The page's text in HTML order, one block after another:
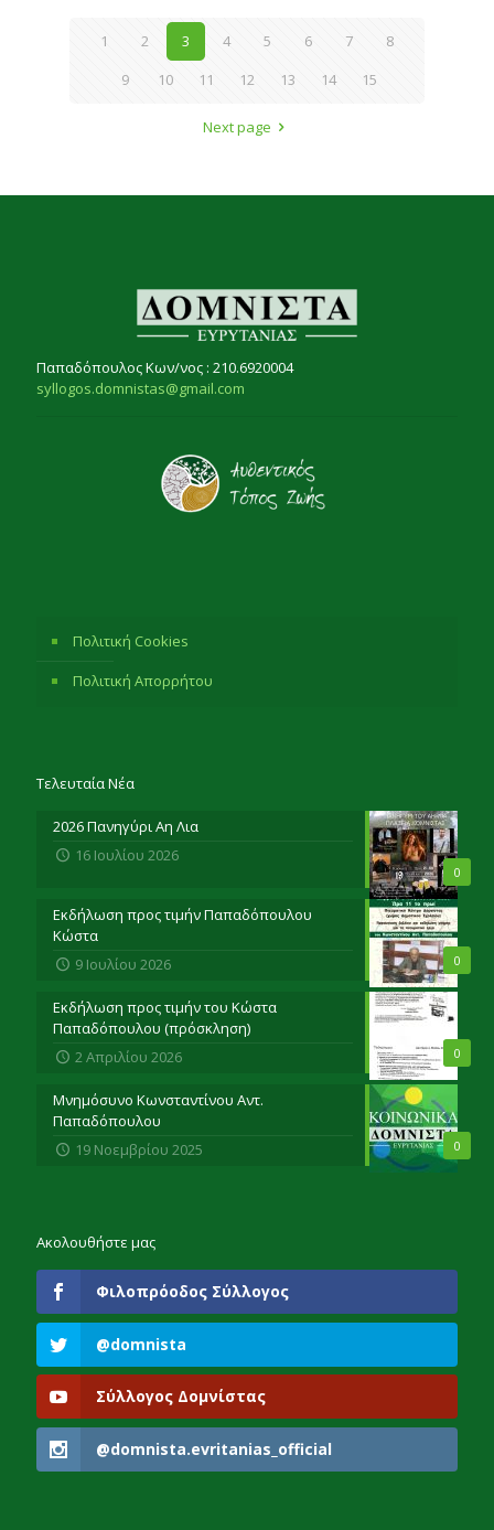
1 2 3 4 5 6 7
8
9
10 11 12 13 14 15
Next page
Παπαδόπουλος Κων/νος : 210.6920004
syllogos.domnistas@gmail.com
Πολιτική Cookies
Πολιτική Απορρήτου
Τελευταία Νέα
0
2026 Πανηγύρι Αη Λια
16 Ιουλίου 2026
0
Εκδήλωση προς τιμήν Παπαδόπουλου
Κώστα
9 Ιουλίου 2026
0
Εκδήλωση προς τιμήν του Κώστα
Παπαδόπουλου (πρόσκληση)
2 Απριλίου 2026
0
Μνημόσυνο Κωνσταντίνου Αντ.
Παπαδόπουλου
19 Νοεμβρίου 2025
Ακολουθήστε μας
Φιλοπρόοδος Σύλλογος
@domnista
Σύλλογος Δομνίστας
@domnista.evritanias_official